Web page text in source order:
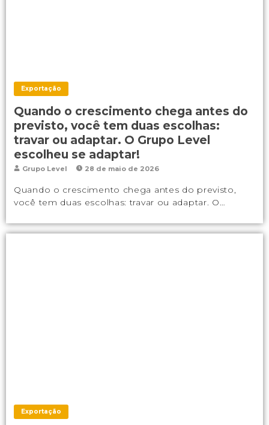
Exportação
Quando o crescimento chega antes do
previsto, você tem duas escolhas:
travar ou adaptar. O Grupo Level
escolheu se adaptar!
Grupo Level 28 de maio de 2026
Quando o crescimento chega antes do previsto,
você tem duas escolhas: travar ou adaptar. O…
Exportação